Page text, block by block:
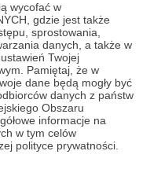
wycofać w
gdzie jest także
sprostowania,
danych, a także w
Twojej
Pamiętaj, że w
dane będą mogły być
danych z państw
Obszaru
informacje na
w tym celów
polityce prywatności.
tem
autora